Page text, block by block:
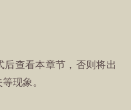
后查看本章节，否则将出
现象。